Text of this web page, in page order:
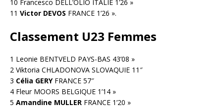
10 Francesco DELL’OLIO ITALIE 1’26 »
11 Victor DEVOS FRANCE 1’26 ».
Classement U23 Femmes
1 Leonie BENTVELD PAYS-BAS 43’08 »
2 Viktoria CHLADONOVA SLOVAQUIE 11″
3 Célia GERYFRANCE 57″
4 Fleur MOORS BELGIQUE 1’14 »
5 Amandine MULLER FRANCE 1’20 »